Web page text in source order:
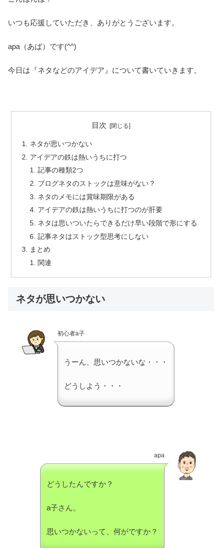
いつも応援していただき、ありがとうございます。
apa（あぱ）です(^^)
今日は『ネタなどのアイデア』について書いていきます。
目次
ネタが思いつかない
アイデアの鉄は熱いうちに打つ
記事の種類2つ
ブログネタのストックは意味がない？
ネタのメモには賞味期限がある
アイデアの鉄は熱いうちに打つのが肝要
ネタは思いついたらできるだけ早い段階で形にする
記事ネタはストック型思考にしない
まとめ
関連
ネタが思いつかない
初心者a子
うーん、思いつかないな・・・
どうしよう・・・
apa
どうしたんですか？
a子さん。
思いつかないって、何がですか？